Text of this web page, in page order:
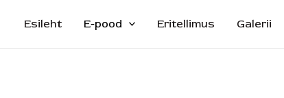
Esileht E-pood Eritellimus Galerii